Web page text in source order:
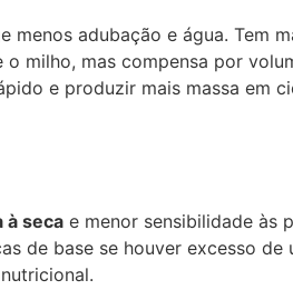
menos adubação e água. Tem
milho, mas compensa por
e produzir mais massa em
à seca e menor sensibilidade às
de base se houver excesso de